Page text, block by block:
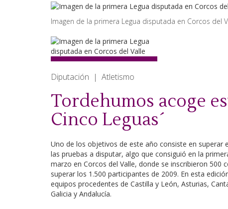
Imagen de la primera Legua disputada en Corcos del
Diputación | Atletismo
Tordehumos acoge
Cinco Leguas´
Uno de los objetivos de este año consiste en superar
las pruebas a disputar, algo que consiguió en la
marzo en Corcos del Valle, donde se inscribieron 500
superar los 1.500 participantes de 2009. En esta
equipos procedentes de Castilla y León, Asturias,
Galicia y Andalucía.